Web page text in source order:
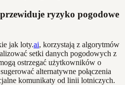
ryzyko pogodowe
jak loty.ai, korzystają z algorytmów
setki danych pogodowych z
ostrzegać użytkowników o
alternatywne połączenia
komunikaty od linii lotniczych.